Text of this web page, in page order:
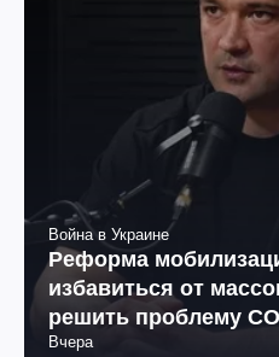
Война в Украине
Реформа
избавиться от
решить проблему
Вчера